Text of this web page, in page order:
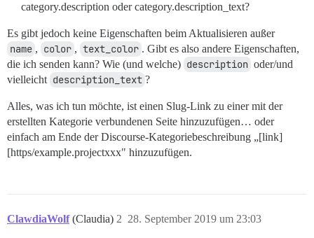
category.description oder category.description_text?
Es gibt jedoch keine Eigenschaften beim Aktualisieren außer
name , color , text_color . Gibt es also andere Eigenschaften,
die ich senden kann? Wie (und welche) description oder/und
vielleicht description_text ?
Alles, was ich tun möchte, ist einen Slug-Link zu einer mit der
erstellten Kategorie verbundenen Seite hinzuzufügen… oder
einfach am Ende der Discourse-Kategoriebeschreibung „[link]
[https/example.projectxxx" hinzuzufügen.
ClawdiaWolf (Claudia) 28. September 2019 um 23:03
2